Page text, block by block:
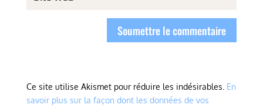
Soumettre le commentaire
Ce site utilise Akismet pour réduire les indésirables. En
savoir plus sur la façon dont les données de vos